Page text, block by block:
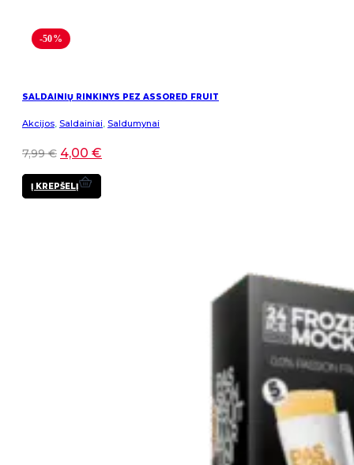
-50%
SALDAINIŲ RINKINYS PEZ ASSORED FRUIT
Akcijos, Saldainiai, Saldumynai
7,99€ 4,00 €
Į KREPŠELĮ